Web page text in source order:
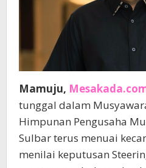
Mamuju,
tunggal dalam
Himpunan Pengusaha
Sulbar terus menuai
menilai keputusan